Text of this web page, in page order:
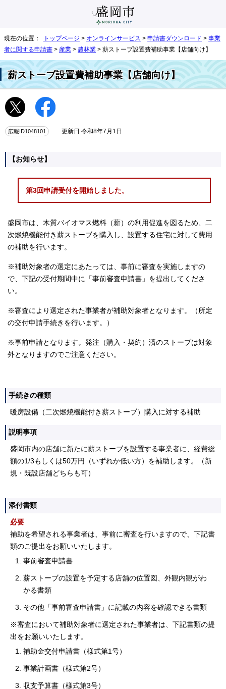
現在の位置： トップページ > オンラインサービス > 申請書ダウンロード > 事業
者に関する申請書 > 産業 > 農林業 > 薪ストーブ設置費補助事業【店舗向け】
薪ストーブ設置費補助事業【店舗向け】
広報ID1048101 更新日 令和8年7月1日
【お知らせ】
第3回申請受付を開始しました。
盛岡市は、木質バイオマス燃料（薪）の利用促進を図るため、二
次燃焼機能付き薪ストーブを購入し、設置する住宅に対して費用
の補助を行います。
※補助対象者の選定にあたっては、事前に審査を実施しますの
で、下記の受付期間中に「事前審査申請書」を提出してくださ
い。
※審査により選定された事業者が補助対象者となります。（所定
の交付申請手続きを行います。）
※事前申請となります。発注（購入・契約）済のストーブは対象
外となりますのでご注意ください。
手続きの種類
暖房設備（二次燃焼機能付き薪ストーブ）購入に対する補助
説明事項
盛岡市内の店舗に新たに薪ストーブを設置する事業者に、経費総
額の1/3もしくは50万円（いずれか低い方）を補助します。（新
規・既設店舗どちらも可）
添付書類
必要
補助を希望される事業者は、事前に審査を行いますので、下記書
類のご提出をお願いいたします。
事前審査申請書
薪ストーブの設置を予定する店舗の位置図、外観内観がわ
かる書類
その他「事前審査申請書」に記載の内容を確認できる書類
※審査において補助対象者に選定された事業者は、下記書類の提
出をお願いいたします。
補助金交付申請書（様式第1号）
事業計画書（様式第2号）
収支予算書（様式第3号）